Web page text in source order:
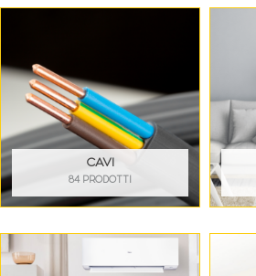
CAVI
84 PRODOTTI